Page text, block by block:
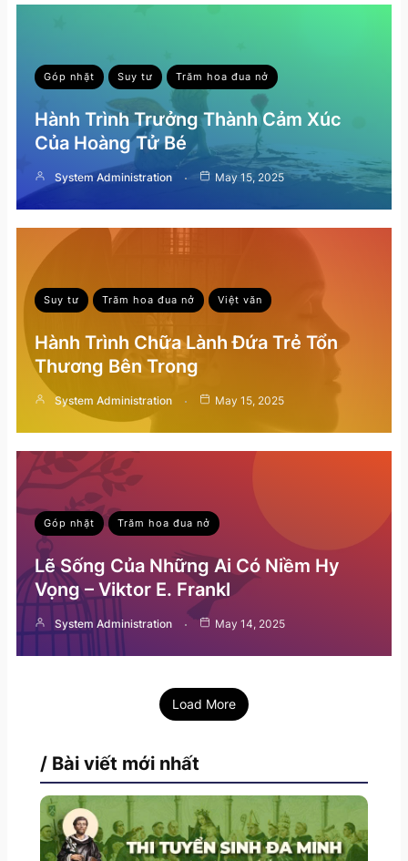
Góp nhặt Suy tư Trăm hoa đua nở
Hành Trình Trưởng Thành Cảm Xúc
Của Hoàng Tử Bé
System Administration May 15, 2025
Suy tư Trăm hoa đua nở Việt văn
Hành Trình Chữa Lành Đứa Trẻ Tổn
Thương Bên Trong
System Administration May 15, 2025
Góp nhặt Trăm hoa đua nở
Lẽ Sống Của Những Ai Có Niềm Hy
Vọng – Viktor E. Frankl
System Administration May 14, 2025
Load More
/ Bài viết mới nhất